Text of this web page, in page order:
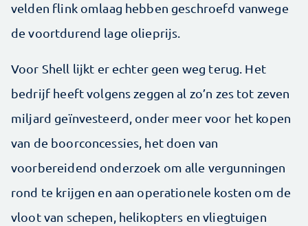
velden flink omlaag hebben geschroefd vanwege
de voortdurend lage olieprijs.
Voor Shell lijkt er echter geen weg terug. Het
bedrijf heeft volgens zeggen al zo’n zes tot zeven
miljard geïnvesteerd, onder meer voor het kopen
van de boorconcessies, het doen van
voorbereidend onderzoek om alle vergunningen
rond te krijgen en aan operationele kosten om de
vloot van schepen, helikopters en vliegtuigen